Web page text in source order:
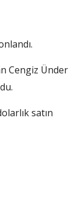
Cengiz Ünder
satın